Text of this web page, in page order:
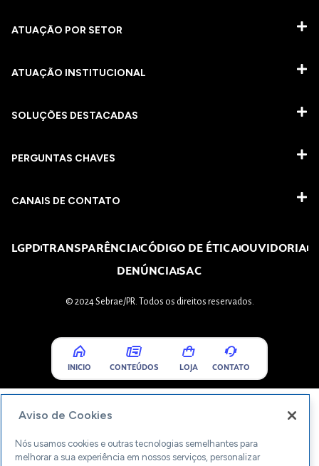
ATUAÇÃO POR SETOR
ATUAÇÃO INSTITUCIONAL
SOLUÇÕES DESTACADAS
PERGUNTAS CHAVES​
CANAIS DE CONTATO
LGPDTRANSPARÊNCIACÓDIGO DE ÉTICAOUVIDORIA
DENÚNCIASAC
© 2024 Sebrae/PR. Todos os direitos reservados.
INICIO CONTEÚDOS LOJA CONTATO
Aviso de Cookies
Nós usamos cookies e outras tecnologias semelhantes para
melhorar a sua experiência em nossos serviços, personalizar